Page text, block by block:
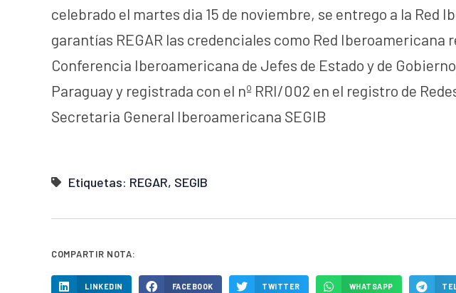
celebrado el martes dia 15 de noviembre, se entrego a la Red
garantías REGAR las credenciales como Red Iberoamericana
Conferencia Iberoamericana de Jefes de Estado y de
Paraguay y registrada con el nº RRI/002 en el registro de
Secretaria General Iberoamericana SEGIB
Etiquetas: REGAR, SEGIB
COMPARTIR NOTA:
LINKEDIN FACEBOOK TWITTER WHATSAPP